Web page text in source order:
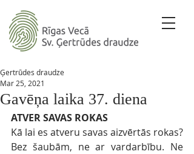
Gavēņa laika 37. diena
Ģertrūdes draudze
Mar 25, 2021
ATVER SAVAS ROKAS
Kā lai es atveru savas aizvērtās rokas?
Bez šaubām, ne ar vardarbību. Ne